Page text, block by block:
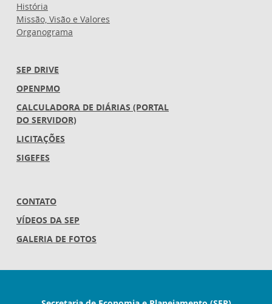
História
Missão, Visão e Valores
Organograma
SEP DRIVE
OPENPMO
CALCULADORA DE DIÁRIAS (PORTAL
DO SERVIDOR)
LICITAÇÕES
SIGEFES
CONTATO
VÍDEOS DA SEP
GALERIA DE FOTOS